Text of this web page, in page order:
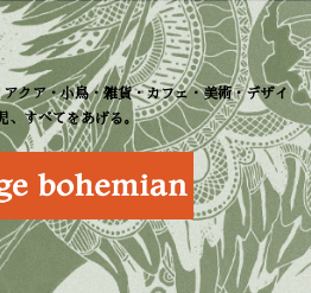
クア・小鳥・雑貨・カフェ・美術・デザイ
、すべてをあげる。